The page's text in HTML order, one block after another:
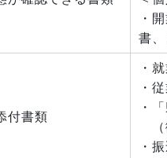
・
書
付書類
・
・
・
（
・